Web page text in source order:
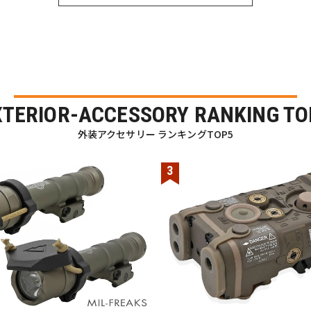
ACCESSORY RANKING
外装アクセサリー ランキングTOP5